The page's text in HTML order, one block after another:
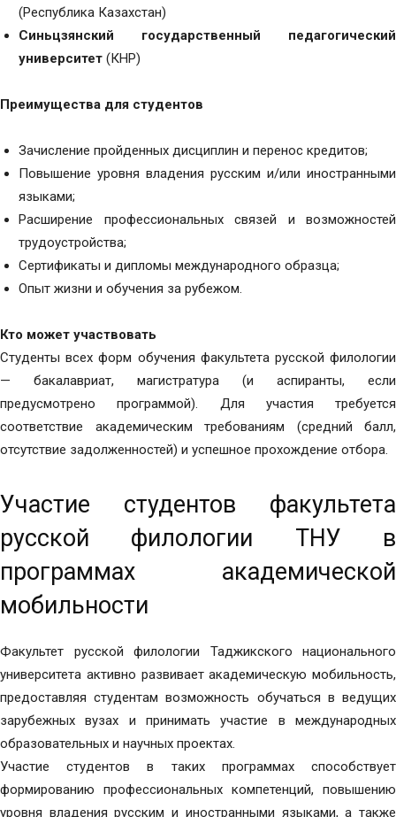
(Республика Казахстан)
Синьцзянский государственный педагогический
университет (КНР)
Преимущества для студентов
Зачисление пройденных дисциплин и перенос кредитов;
Повышение уровня владения русским и/или иностранными
языками;
Расширение профессиональных связей и возможностей
трудоустройства;
Сертификаты и дипломы международного образца;
Опыт жизни и обучения за рубежом.
Кто может участвовать
Студенты всех форм обучения факультета русской филологии
— бакалавриат, магистратура (и аспиранты, если
предусмотрено программой). Для участия требуется
соответствие академическим требованиям (средний балл,
отсутствие задолженностей) и успешное прохождение отбора.
Участие студентов факультета
русской филологии ТНУ в
программах академической
мобильности
Факультет русской филологии Таджикского национального
университета активно развивает академическую мобильность,
предоставляя студентам возможность обучаться в ведущих
зарубежных вузах и принимать участие в международных
образовательных и научных проектах.
Участие студентов в таких программах способствует
формированию профессиональных компетенций, повышению
уровня владения русским и иностранными языками, а также